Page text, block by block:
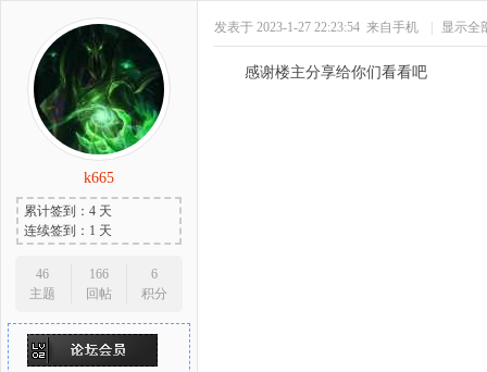
k665
累计签到：4 天
连续签到：1 天
46
主题
166
回帖
6
积分
发表于 2023-1-27 22:23:54 来自手机 显示全
感谢楼主分享给你们看看吧